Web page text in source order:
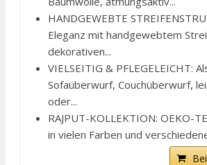
HANDGEWEBTE
Eleganz mit handgewebtem
dekorativen...
VIELSEITIG & PFLEGELEICHT:
Sofaüberwurf, Couchüberwurf,
oder...
RAJPUT-KOLLEKTION: OEKO-
in vielen Farben und